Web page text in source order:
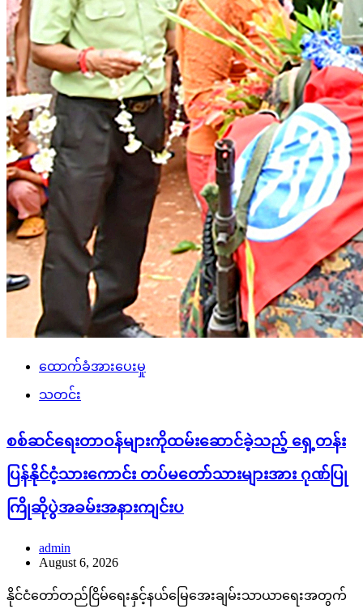
ထောက်ခံအားပေးမှု
သတင်း
စစ်ဆင်ရေးတာဝန်များကိုထမ်းဆောင်ခဲ့သည့် ရှေ့တန်း
ပြန်နိုင်ငံ့သားကောင်း တပ်မတော်သားများအား ဂုဏ်ပြု
ကြိုဆိုပွဲအခမ်းအနားကျင်းပ
admin
August 6, 2026
နိုင်ငံတော်တည်ငြိမ်ရေးနှင့်နယ်မြေအေးချမ်းသာယာရေးအတွက်